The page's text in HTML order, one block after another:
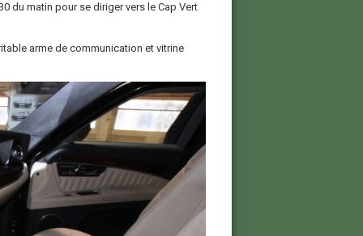
du matin pour se diriger vers le Cap Vert
arme de communication et vitrine